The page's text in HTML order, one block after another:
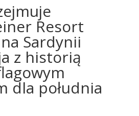
Resort
Sardynii
z historią
dla południa